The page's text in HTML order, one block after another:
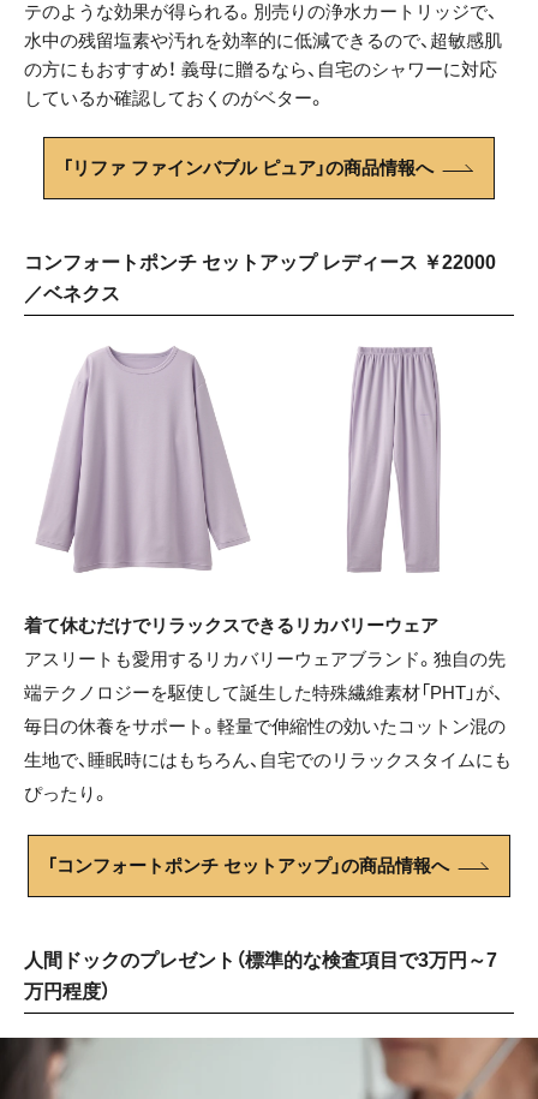
テのような効果が得られる。別売りの浄水カートリッジで、
水中の残留塩素や汚れを効率的に低減できるので、超敏感肌
の方にもおすすめ！ 義母に贈るなら、自宅のシャワーに対応
しているか確認しておくのがベター。
「リファ ファインバブル ピュア」の商品情報へ
コンフォートポンチ セットアップ レディース ￥22000
／ベネクス
着て休むだけでリラックスできるリカバリーウェア
アスリートも愛用するリカバリーウェアブランド。独自の先
端テクノロジーを駆使して誕生した特殊繊維素材「PHT」が、
毎日の休養をサポート。軽量で伸縮性の効いたコットン混の
生地で、睡眠時にはもちろん、自宅でのリラックスタイムにも
ぴったり。
「コンフォートポンチ セットアップ」の商品情報へ
人間ドックのプレゼント（標準的な検査項目で3万円～7
万円程度）